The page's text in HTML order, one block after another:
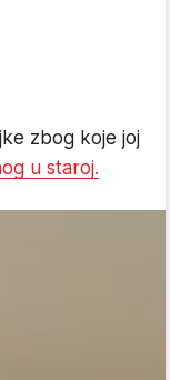
zbog koje joj
u staroj.